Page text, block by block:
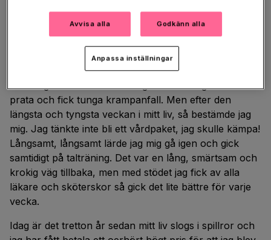
hjärntrycket och mitt tillstånd stabiliserades långsamt.
Men ju mer vaken jag blev, desto tydligare förstod jag
att mitt gamla liv var över. Jag kunde inte gå eller
prata och fick tunga krampanfall. Men efter den
längsta och tyngsta veckan i mitt liv, så bestämde jag
mig. Jag tänkte inte bli ett vårdpaket, jag skulle kämpa!
Långsamt, långsamt lärde jag mig gå igen och gick
samtidigt på talträning. Det var en lång, smärtsam och
krokig väg tillbaka, men med stödet jag fick av alla
läkare och sköterskor så gick det lite bättre för varje
vecka.
Idag är det tretton år sedan mitt liv slogs i spillror och
Avvisa alla Godkänn alla
Anpassa inställningar